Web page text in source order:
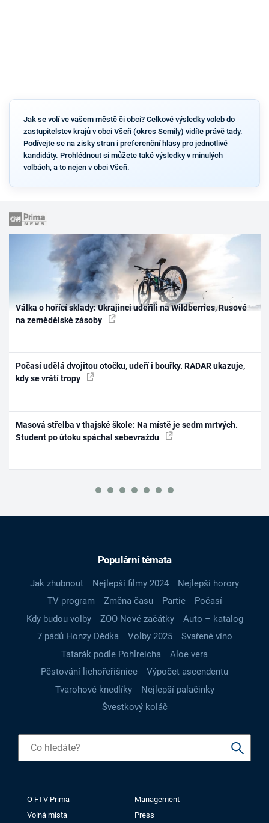
Jak se volí ve vašem městě či obci? Celkové výsledky voleb do
zastupitelstev krajů v obci Všeň (okres Semily) vidíte právě tady.
Podívejte se na zisky stran i preferenční hlasy pro jednotlivé
kandidáty. Prohlédnout si můžete také výsledky v minulých
volbách, a to nejen v obci Všeň.
Válka o hořící sklady: Ukrajinci udeřili na Wildberries, Rusové
na zemědělské zásoby
Počasí udělá dvojitou otočku, udeří i bouřky. RADAR ukazuje,
kdy se vrátí tropy
Masová střelba v thajské škole: Na místě je sedm mrtvých.
Student po útoku spáchal sebevraždu
Populární témata
Jak zhubnout Nejlepší filmy 2024
Nejlepší horory
TV program
Změna času Partie
Počasí
Kdy budou volby
ZOO Nové začátky
Auto – katalog
7 pádů Honzy Dědka
Volby 2025
Svařené víno
Tatarák podle Pohlreicha
Aloe vera
Pěstování lichořeřišnice
Výpočet ascendentu
Tvarohové knedlíky
Nejlepší palačinky
Švestkový koláč
O FTV Prima
Management
Volná místa
Press